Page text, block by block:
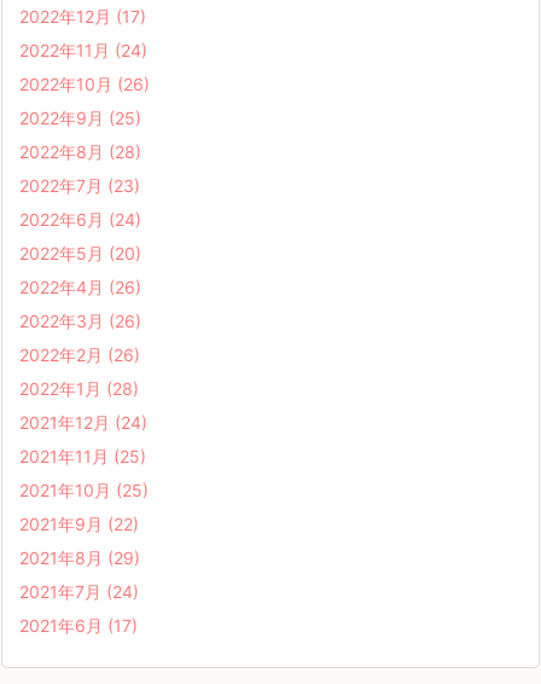
2022年12月 (17)
2022年11月 (24)
2022年10月 (26)
2022年9月 (25)
2022年8月 (28)
2022年7月 (23)
2022年6月 (24)
2022年5月 (20)
2022年4月 (26)
2022年3月 (26)
2022年2月 (26)
2022年1月 (28)
2021年12月 (24)
2021年11月 (25)
2021年10月 (25)
2021年9月 (22)
2021年8月 (29)
2021年7月 (24)
2021年6月 (17)